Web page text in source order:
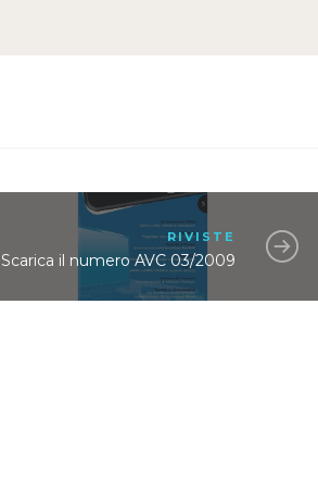
RIVISTE
Scarica il numero AVC 03/2009